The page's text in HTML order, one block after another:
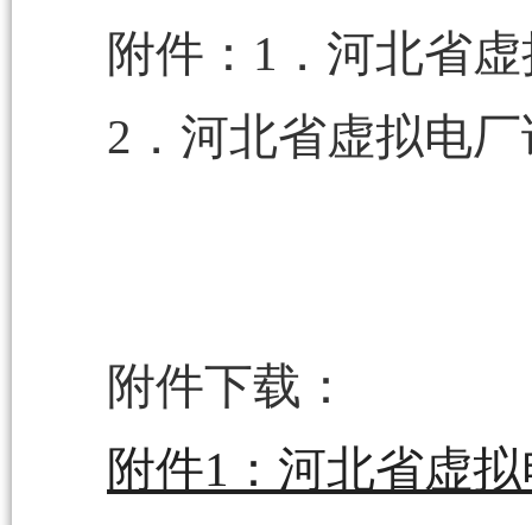
附件：1．河北省
2．河北省虚拟电
附件下载：
附件1：河北省虚